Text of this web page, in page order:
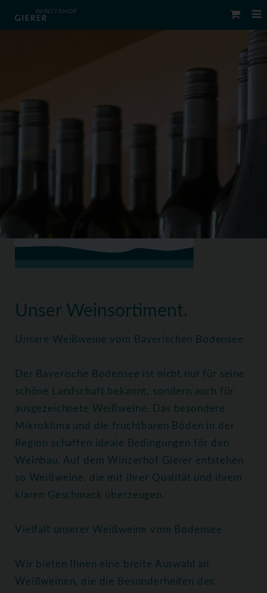
Unser Weinsortiment.
Unsere Weißweine vom Bayerischen Bodensee
Der Bayerische Bodensee ist nicht nur für seine
schöne Landschaft bekannt, sondern auch für
ausgezeichnete Weißweine. Das besondere
Mikroklima und die fruchtbaren Böden in der
Region schaffen ideale Bedingungen för den
Weinbau. Auf dem Winzerhof Gierer entstehen
so Weißweine, die mit ihrer Qualität und ihrem
klaren Geschmack überzeugen.
Vielfalt unserer Weißweine vom Bodensee
Wir bieten Ihnen eine breite Auswahl an
Weißweinen, die die Besonderheiten des